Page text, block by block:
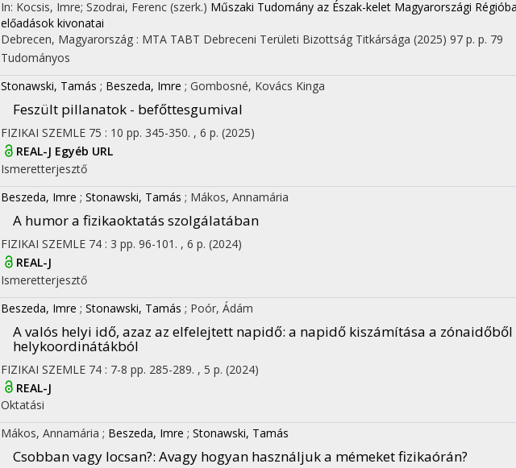
In: Kocsis, Imre; Szodrai, Ferenc (szerk.) Műszaki Tudomány az Észak-kelet Magyarországi
előadások kivonatai
Debrecen, Magyarország : MTA TABT Debreceni Területi Bizottság Titkársága (2025) 97 p. p. 79
Tudományos
Stonawski, Tamás ; Beszeda, Imre ; Gombosné, Kovács Kinga
Feszült pillanatok - befőttesgumival
FIZIKAI SZEMLE 75 : 10 pp. 345-350. , 6 p. (2025)
REAL-J Egyéb URL
Ismeretterjesztő
Beszeda, Imre ; Stonawski, Tamás ; Mákos, Annamária
A humor a fizikaoktatás szolgálatában
FIZIKAI SZEMLE 74 : 3 pp. 96-101. , 6 p. (2024)
REAL-J
Ismeretterjesztő
Beszeda, Imre ; Stonawski, Tamás ; Poór, Ádám
A valós helyi idő, azaz az elfelejtett napidő: a napidő kiszámítása a zónaidőből
helykoordinátákból
FIZIKAI SZEMLE 74 : 7-8 pp. 285-289. , 5 p. (2024)
REAL-J
Oktatási
Mákos, Annamária ; Beszeda, Imre ; Stonawski, Tamás
Csobban vagy locsan?: Avagy hogyan használjuk a mémeket fizikaórán?